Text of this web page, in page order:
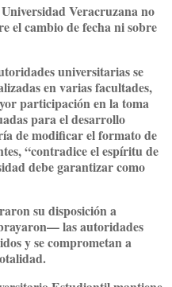
Veracruzana no
el cambio de fecha ni sobre
universitarias se
en varias facultades,
participación en la toma
para el desarrollo
de modificar el formato de
“contradice el espíritu de
debe garantizar como
su disposición a
las autoridades
y se comprometan a